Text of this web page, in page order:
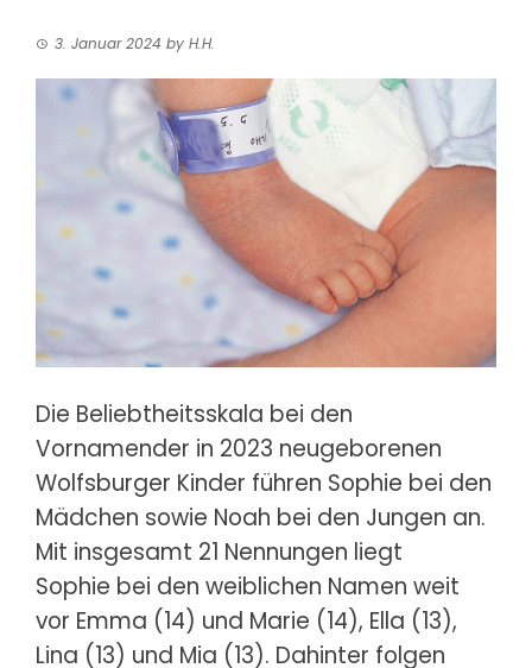
3. Januar 2024 by H.H.
Die Beliebtheitsskala bei den
Vornamender in 2023 neugeborenen
Wolfsburger Kinder führen Sophie bei den
Mädchen sowie Noah bei den Jungen an.
Mit insgesamt 21 Nennungen liegt
Sophie bei den weiblichen Namen weit
vor Emma (14) und Marie (14), Ella (13),
Lina (13) und Mia (13). Dahinter folgen